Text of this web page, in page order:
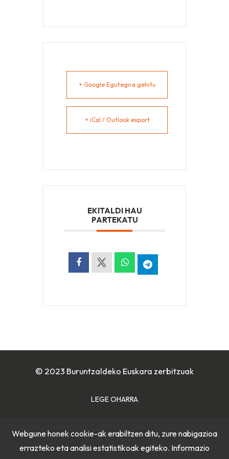
+ Google Egutegira gehitu
+ iCal / Outlook export
EKITALDI HAU
PARTEKATU
© 2023 Buruntzaldeko Euskara zerbitzuak
LEGE OHARRA
PRIBATUTASUN POLITIKA
Webgune honek cookie-ak erabiltzen ditu, zure nabigazioa
errazteko eta analisi estatistikoak egiteko. Informazio